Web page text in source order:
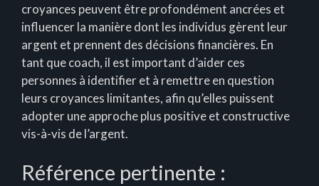
croyances peuvent être profondément ancrées et
influencer la manière dont les individus gèrent leur
argent et prennent des décisions financières. En
tant que coach, il est important d’aider ces
personnes à identifier et à remettre en question
leurs croyances limitantes, afin qu’elles puissent
adopter une approche plus positive et constructive
vis-à-vis de l’argent.
Référence pertinente :